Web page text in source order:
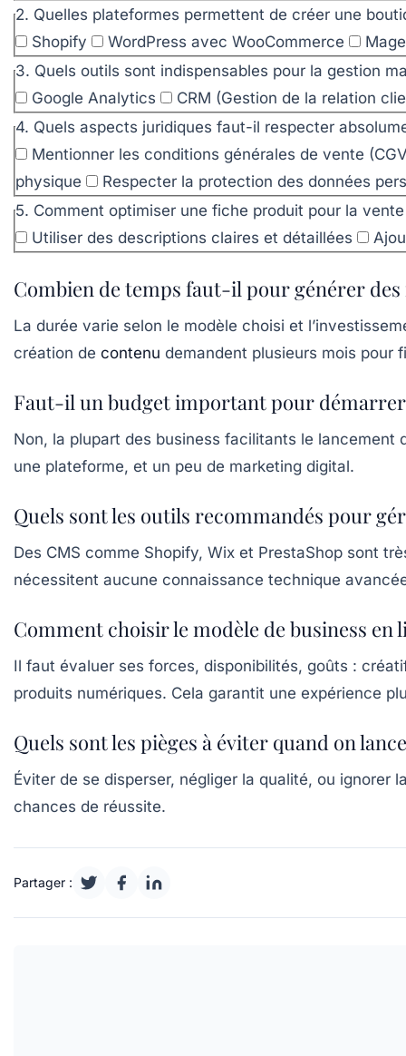
2. Quelles plateformes permettent de créer une
Shopify
WordPress avec WooCommerce
3. Quels outils sont indispensables pour la gestion
Google Analytics
CRM (Gestion de la relation
4. Quels aspects juridiques faut-il respecter
Mentionner les conditions générales de vente
physique
Respecter la protection des données
5. Comment optimiser une fiche produit pour la
Utiliser des descriptions claires et détaillées
Combien de temps faut-il pour générer des
La durée varie selon le modèle choisi et
création de contenu demandent plusieurs mois pour
Faut-il un budget important pour démarrer
Non, la plupart des business facilitants le lancement
une plateforme, et un peu de marketing digital.
Quels sont les outils recommandés pour
Des CMS comme Shopify, Wix et PrestaShop sont
nécessitent aucune connaissance technique
Comment choisir le modèle de business en
Il faut évaluer ses forces, disponibilités, goûts :
produits numériques. Cela garantit une expérience
Quels sont les pièges à éviter quand on
Éviter de se disperser, négliger la qualité, ou
chances de réussite.
Partager :